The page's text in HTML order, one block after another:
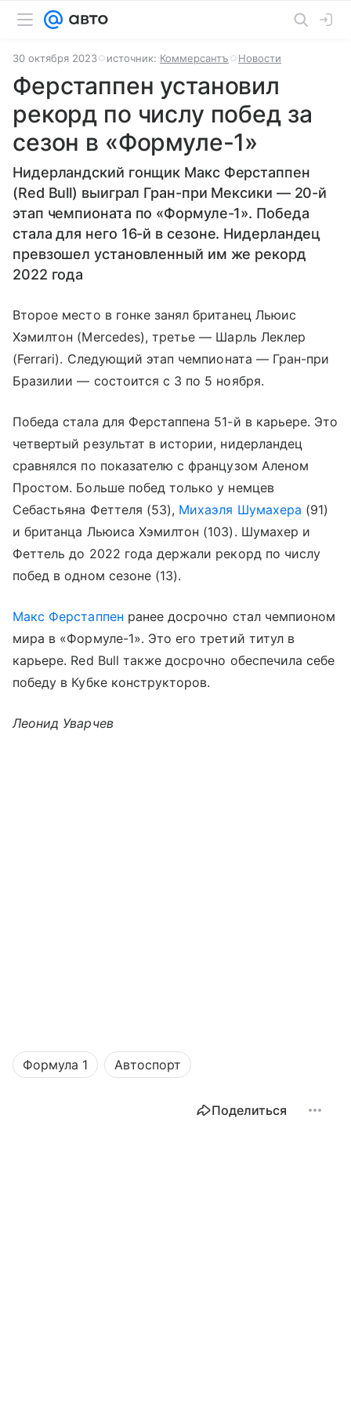
30 октября 2023 источник: Коммерсантъ Новости
Ферстаппен установил
рекорд по числу побед за
сезон в «Формуле-1»
Нидерландский гонщик Макс Ферстаппен
(Red Bull) выиграл Гран-при Мексики — 20-й
этап чемпионата по «Формуле-1». Победа
стала для него 16-й в сезоне. Нидерландец
превзошел установленный им же рекорд
2022 года
Второе место в гонке занял британец Льюис
Хэмилтон (Mercedes), третье — Шарль Леклер
(Ferrari). Следующий этап чемпионата — Гран-при
Бразилии — состоится с 3 по 5 ноября.
Победа стала для Ферстаппена 51-й в карьере. Это
четвертый результат в истории, нидерландец
сравнялся по показателю с французом Аленом
Простом. Больше побед только у немцев
Себастьяна Феттеля (53), Михаэля Шумахера (91)
и британца Льюиса Хэмилтон (103). Шумахер и
Феттель до 2022 года держали рекорд по числу
побед в одном сезоне (13).
Макс Ферстаппен ранее досрочно стал чемпионом
мира в «Формуле-1». Это его третий титул в
карьере. Red Bull также досрочно обеспечила себе
победу в Кубке конструкторов.
Леонид Уварчев
Формула 1 Автоспорт
Поделиться